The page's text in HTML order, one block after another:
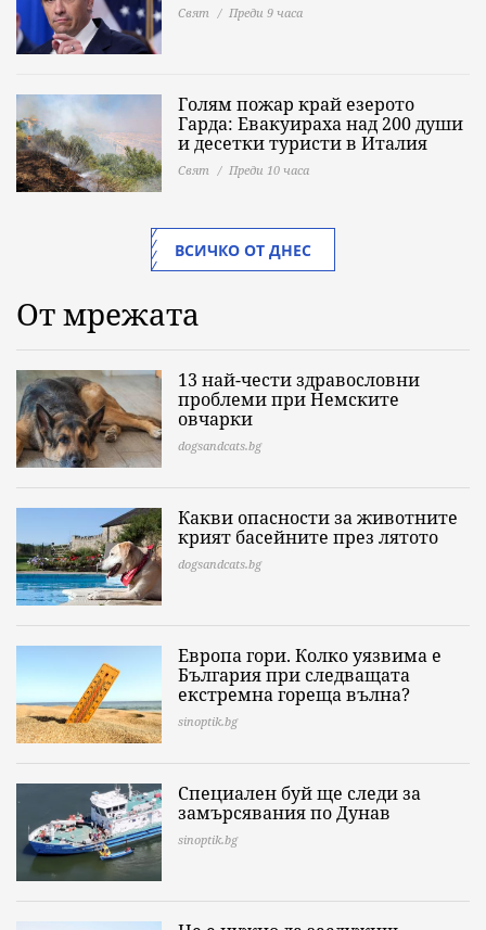
Свят Преди 9 часа
Голям пожар край езерото
Гарда: Евакуираха над 200 души
и десетки туристи в Италия
Свят Преди 10 часа
ВСИЧКО ОТ ДНЕС
От мрежата
13 най-чести здравословни
проблеми при Немските
овчарки
dogsandcats.bg
Какви опасности за животните
крият басейните през лятото
dogsandcats.bg
Европа гори. Колко уязвима е
България при следващата
екстремна гореща вълна?
sinoptik.bg
Специален буй ще следи за
замърсявания по Дунав
sinoptik.bg